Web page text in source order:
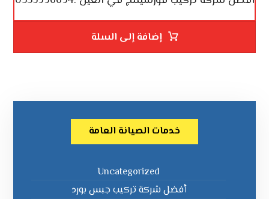
إضافة إلى السلة
خدمات الصيانة العامة
Uncategorized
أفضل شركة تركيب جبس بورد